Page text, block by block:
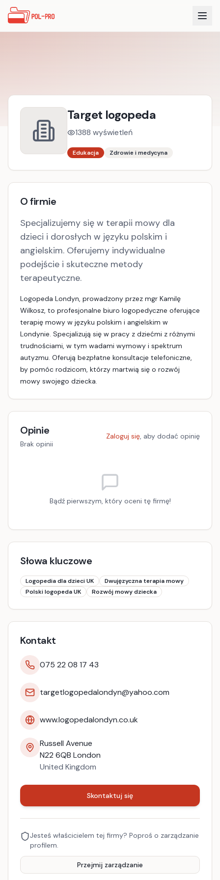
Target logopeda
1388 wyświetleń
Edukacja Zdrowie i medycyna
O firmie
Specjalizujemy się w terapii mowy dla
dzieci i dorosłych w języku polskim i
angielskim. Oferujemy indywidualne
podejście i skuteczne metody
terapeutyczne.
Logopeda Londyn, prowadzony przez mgr Kamilę
Wilkosz, to profesjonalne biuro logopedyczne oferujące
terapię mowy w języku polskim i angielskim w
Londynie. Specjalizują się w pracy z dziećmi z różnymi
trudnościami, w tym wadami wymowy i spektrum
autyzmu. Oferują bezpłatne konsultacje telefoniczne,
by pomóc rodzicom, którzy martwią się o rozwój
mowy swojego dziecka.
Opinie
Brak opinii
Zaloguj się, aby dodać opinię
Bądź pierwszym, który oceni tę firmę!
Słowa kluczowe
Logopedia dla dzieci UK
Dwujęzyczna terapia mowy
Polski logopeda UK
Rozwój mowy dziecka
Kontakt
075 22 08 17 43
targetlogopedalondyn@yahoo.com
www.logopedalondyn.co.uk
Russell Avenue
N22 6QB London
United Kingdom
Skontaktuj się
Jesteś właścicielem tej firmy? Poproś o zarządzanie
profilem.
Przejmij zarządzanie